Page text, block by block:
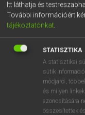
Díjmentes
snatch
szakítás
töredék
rés
pina
ige
Itt láthatja és
További információért
tájékoztatónkat.
STATISZTIKA
A statisztikai
sütik
módjáról,
és milyen
azonosítására
összesítettek
5 6 7 8
t z
j k
n m